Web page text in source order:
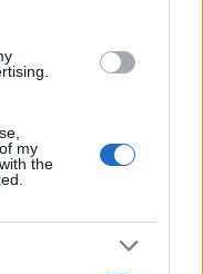
my
the